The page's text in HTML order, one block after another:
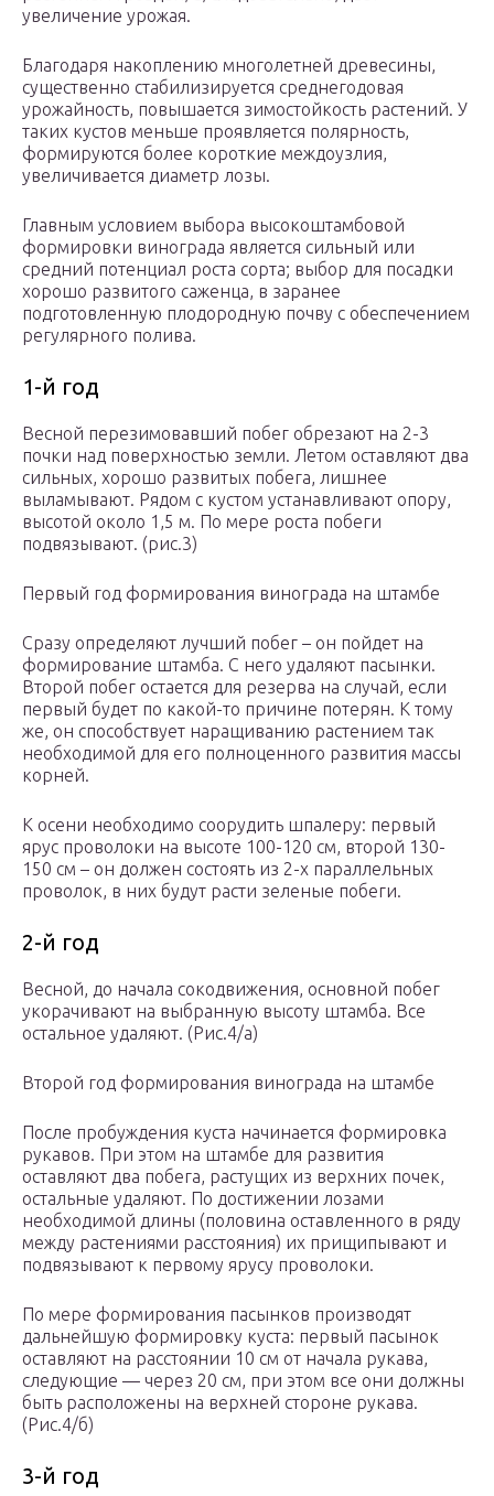
увеличение урожая.
Благодаря накоплению многолетней древесины,
существенно стабилизируется среднегодовая
урожайность, повышается зимостойкость растений. У
таких кустов меньше проявляется полярность,
формируются более короткие междоузлия,
увеличивается диаметр лозы.
Главным условием выбора высокоштамбовой
формировки винограда является сильный или
средний потенциал роста сорта; выбор для посадки
хорошо развитого саженца, в заранее
подготовленную плодородную почву с обеспечением
регулярного полива.
1-й год
Весной перезимовавший побег обрезают на 2-3
почки над поверхностью земли. Летом оставляют два
сильных, хорошо развитых побега, лишнее
выламывают. Рядом с кустом устанавливают опору,
высотой около 1,5 м. По мере роста побеги
подвязывают. (рис.3)
Первый год формирования винограда на штамбе
Сразу определяют лучший побег – он пойдет на
формирование штамба. С него удаляют пасынки.
Второй побег остается для резерва на случай, если
первый будет по какой-то причине потерян. К тому
же, он способствует наращиванию растением так
необходимой для его полноценного развития массы
корней.
К осени необходимо соорудить шпалеру: первый
ярус проволоки на высоте 100-120 см, второй 130-
150 см – он должен состоять из 2-х параллельных
проволок, в них будут расти зеленые побеги.
2-й год
Весной, до начала сокодвижения, основной побег
укорачивают на выбранную высоту штамба. Все
остальное удаляют. (Рис.4/а)
Второй год формирования винограда на штамбе
После пробуждения куста начинается формировка
рукавов. При этом на штамбе для развития
оставляют два побега, растущих из верхних почек,
остальные удаляют. По достижении лозами
необходимой длины (половина оставленного в ряду
между растениями расстояния) их прищипывают и
подвязывают к первому ярусу проволоки.
По мере формирования пасынков производят
дальнейшую формировку куста: первый пасынок
оставляют на расстоянии 10 см от начала рукава,
следующие — через 20 см, при этом все они должны
быть расположены на верхней стороне рукава.
(Рис.4/б)
3-й год